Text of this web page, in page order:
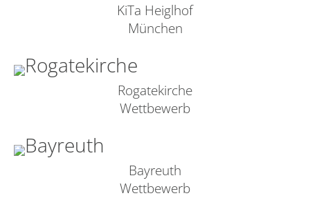
KiTa Heiglhof
München
Rogatekirche
Wettbewerb
Bayreuth
Wettbewerb